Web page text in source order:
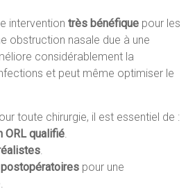
interventiontrès bénéfique pour les
obstruction nasale due à une
considérablement la
et peut même optimiser le
toute chirurgie, il est essentiel de :
ORL qualifié.
.
pour une